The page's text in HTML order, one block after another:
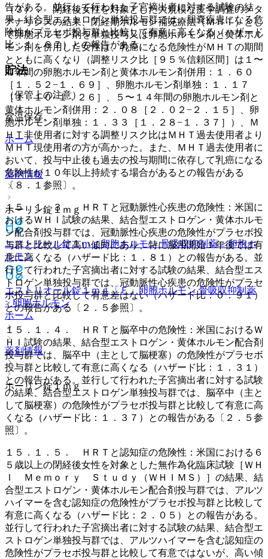
告がある。並行して行われた子宮摘出者に対する試験の結
果、結合型エストロゲン単独投与群では、胆嚢疾患になる危
険性がプラセボ投与群と比較して有意に高くなる（ハザード
比：１．６７）との報告がある。
貯法
（保管上の注意）
室温保存。
ホーム
薬剤情報
ホーリン錠１ｍｇ
エストリール錠１ｍｇ卵胞ホルモン 骨吸収抑制薬 > 卵胞ホ
ルモン
エストリオール錠１ｍｇ「Ｆ」卵胞ホルモン 骨吸収抑制薬
> 卵胞ホルモン
ホーム
薬剤情報
ホーリン錠１ｍｇ
（３）． 閉経後女性を対象とした大規模な疫学調査のメタ
アナリシスの結果、閉経期ホルモン補充療法（ＭＨＴ）とし
て卵胞ホルモン剤を単独投与又は卵胞ホルモン剤と黄体ホル
モン剤を併用した女性は、乳癌になる危険性がＭＨＴの期間
とともに高くなり（調整リスク比［９５％信頼区間］は１〜
４年間の卵胞ホルモン剤と黄体ホルモン剤併用：１．６０
［１．５２−１．６９］、卵胞ホルモン剤単独：１．１７
［１．１０−１．２６］、５〜１４年間の卵胞ホルモン剤と
黄体ホルモン剤併用：２．０８［２．０２−２．１５］、卵
胞ホルモン剤単独：１．３３［１．２８−１．３７］）、Ｍ
ＨＴ非使用者に対する調整リスク比はＭＨＴ過去使用者より
ＭＨＴ現使用者の方が高かった。また、ＭＨＴ過去使用者に
おいて、投与中止後も過去の投与期間に依存して乳癌になる
危険性が１０年以上持続する場合があるとの報告がある
〔８．１参照〕。
１５．１．３． ＨＲＴと冠動脈性心疾患の危険性：米国に
おけるＷＨＩ試験の結果、結合型エストロゲン・黄体ホルモ
ン配合剤投与群では、冠動脈性心疾患の危険性がプラセボ投
与群と比較して高い傾向にあり、特に服用開始１年後では有
意に高くなる（ハザード比：１．８１）との報告がある。並
行して行われた子宮摘出者に対する試験の結果、結合型エス
トロゲン単独投与群では、冠動脈性心疾患の危険性がプラセ
ボ投与群と比較して有意差はない（ハザード比：０．９１）
との報告がある〔２．５参照〕。
１５．１．４． ＨＲＴと脳卒中の危険性：米国におけるＷ
ＨＩ試験の結果、結合型エストロゲン・黄体ホルモン配合剤
投与群では、脳卒中（主として脳梗塞）の危険性がプラセボ
投与群と比較して有意に高くなる（ハザード比：１．３１）
との報告がある。並行して行われた子宮摘出者に対する試験
の結果、結合型エストロゲン単独投与群では、脳卒中（主と
して脳梗塞）の危険性がプラセボ投与群と比較して有意に高
くなる（ハザード比：１．３７）との報告がある〔２．５参
照〕。
１５．１．５． ＨＲＴと認知症の危険性：米国における６
５歳以上の閉経後女性を対象とした無作為化臨床試験［ＷＨ
Ｉ Ｍｅｍｏｒｙ Ｓｔｕｄｙ（ＷＨＩＭＳ）］の結果、結
合型エストロゲン・黄体ホルモン配合剤投与群では、アルツ
ハイマーを含む認知症の危険性がプラセボ投与群と比較して
有意に高くなる（ハザード比：２．０５）との報告がある。
並行して行われた子宮摘出者に対する試験の結果、結合型エ
ストロゲン単独投与群では、アルツハイマーを含む認知症の
危険性がプラセボ投与群と比較して有意ではないが、高い傾